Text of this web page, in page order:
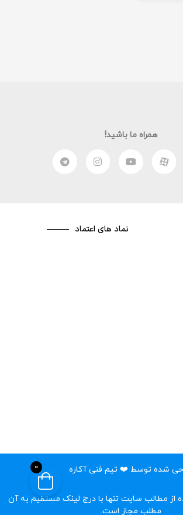
همراه ما باشید!
نماد های اعتماد
شده توسط ❤️ تیم فنی آکاره
استفاده از مطالب سایت تنها با درج لینک مستقیم به آن
مطلب مجاز است.‌
0